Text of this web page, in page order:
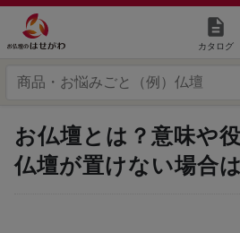
カタログ
お仏壇とは？意味や
仏壇が置けない場合